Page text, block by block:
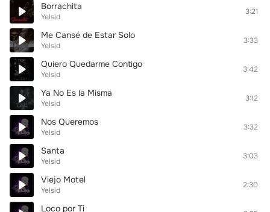
Borrachita
Yelsid
3:21
Me Cansé de Estar Solo
Yelsid
3:33
Quiero Quedarme Contigo
Yelsid
3:42
Ya No Es la Misma
Yelsid
3:12
Nos Queremos
Yelsid
3:32
Santa
Yelsid
3:03
Viejo Motel
Yelsid
2:30
Loco por Ti